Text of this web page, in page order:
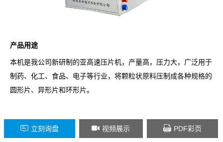
产品用途
本机是我公司新研制的亚高速压片机，产量高，压力大，广泛用于
制药、化工、食品、电子等行业，将颗粒状原料压制成各种规格的
圆形片、异形片和环形片。
立刻询盘 视频展示 PDF彩页